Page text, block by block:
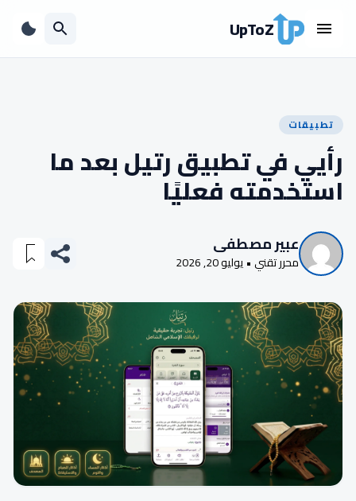
UpToZ
تطبيقات
رأيي في تطبيق رتيل بعد ما
استخدمته فعليًا
عبير مصطفى
محرر تقني • يوليو 20, 2026